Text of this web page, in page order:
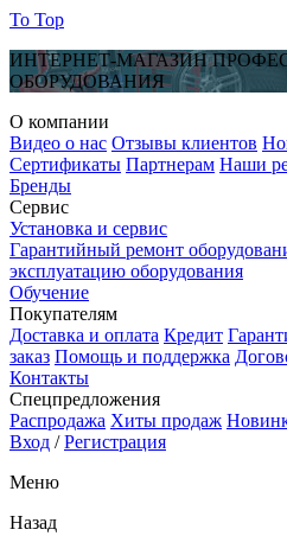
To Top
ИНТЕРНЕТ-МАГАЗИН
ОБОРУДОВАНИЯ
О компании
Видео о нас Отзывы клиентов
Сертификаты Партнерам Наши
Бренды
Сервис
Установка и сервис
Гарантийный ремонт
эксплуатацию оборудования
Обучение
Покупателям
Доставка и оплата Кредит
заказ Помощь и поддержка
Контакты
Спецпредложения
Распродажа Хиты продаж
Вход /Регистрация
Меню
Назад